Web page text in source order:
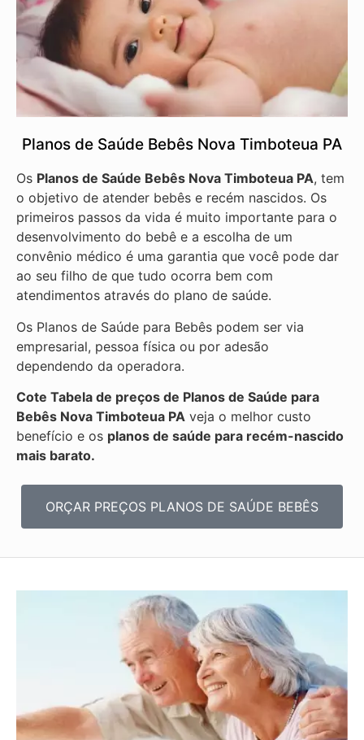
Planos de Saúde Bebês Nova Timboteua PA
Os Planos de Saúde Bebês Nova Timboteua PA, tem
o objetivo de atender bebês e recém nascidos. Os
primeiros passos da vida é muito importante para o
desenvolvimento do bebê e a escolha de um
convênio médico é uma garantia que você pode dar
ao seu filho de que tudo ocorra bem com
atendimentos através do plano de saúde.
Os Planos de Saúde para Bebês podem ser via
empresarial, pessoa física ou por adesão
dependendo da operadora.
Cote Tabela de preços de Planos de Saúde para
Bebês Nova Timboteua PA veja o melhor custo
benefício e os planos de saúde para recém-nascido
mais barato.
ORÇAR PREÇOS PLANOS DE SAÚDE BEBÊS